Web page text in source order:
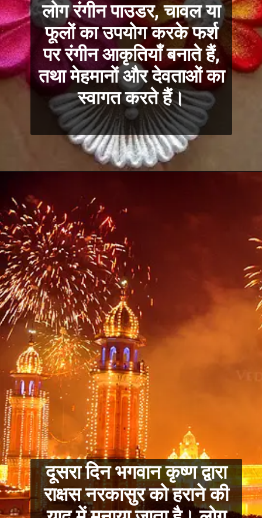
लोग रंगीन पाउडर, चावल या
फूलों का उपयोग करके फर्श
पर रंगीन आकृतियाँ बनाते हैं,
तथा मेहमानों और देवताओं का
स्वागत करते हैं।
दूसरा दिन भगवान कृष्ण द्वारा
राक्षस नरकासुर को हराने की